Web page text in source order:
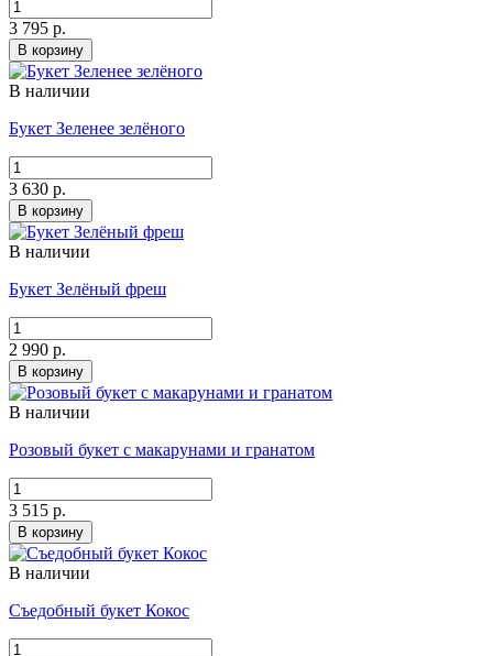
3 795 р.
В корзину
В наличии
Букет Зеленее зелёного
3 630 р.
В корзину
В наличии
Букет Зелёный фреш
2 990 р.
В корзину
В наличии
Розовый букет с макарунами и гранатом
3 515 р.
В корзину
В наличии
Съедобный букет Кокос